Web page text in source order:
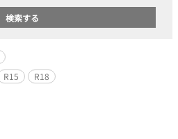
R15 R18